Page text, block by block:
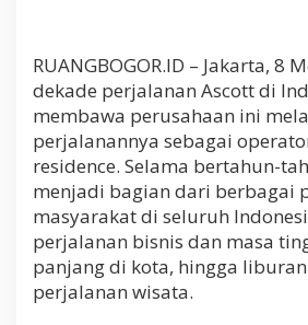
RUANGBOGOR.ID – Jakarta, 8
dekade perjalanan Ascott di
membawa perusahaan ini
perjalanannya sebagai
residence. Selama bertahun-
menjadi bagian dari berbagai
masyarakat di seluruh
perjalanan bisnis dan masa
panjang di kota, hingga
perjalanan wisata.